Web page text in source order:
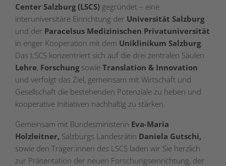
Center Salzburg (LSCS) gegründet – eine
interuniversitäre Einrichtung der Universität Salzburg
und der Paracelsus Medizinischen Privatuniversität
in enger Kooperation mit dem Uniklinikum Salzburg.
Das LSCS konzentriert sich auf die drei zentralen Säulen
Lehre, Forschung sowie Translation & Innovation
und verfolgt das Ziel, gemeinsam mit Wirtschaft und
Gesellschaft die bestehenden Potenziale zu heben und
kooperative Initiativen nachhaltig zu stärken.
Gemeinsam mit Bundesministerin Eva-Maria
Holzleitner, Salzburgs Landesrätin Daniela Gutschi,
sowie den Träger:innen des LSCS laden wir Sie herzlich
zur Präsentation der neuen Forschungseinrichtung, der